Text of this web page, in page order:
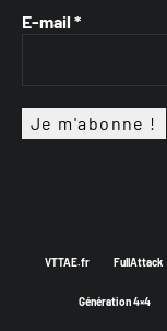
E-mail *
VTTAE.fr FullAttack
Génération 4×4